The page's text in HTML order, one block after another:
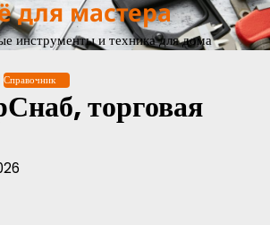
для мастера
инструменты и техника для дома
Справочник
торговая